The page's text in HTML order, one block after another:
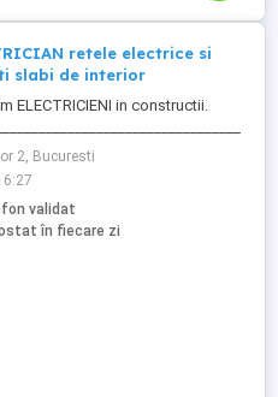
retele electrice si
slabi de interior
ELECTRICIENI in constructii.
ca ai calificare si experienta in
si punerea in functiune de
electrice de joasa tensiune; Ai
in domeniul electric si vrei sa te
si pe instalarea
2, Bucuresti
validat
în fiecare zi